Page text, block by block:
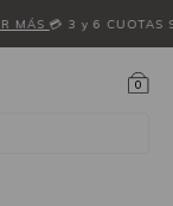
MÁS 💳 3 y 6 CUOTAS
0